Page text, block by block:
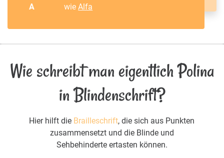
A
wieAlfa
Wie schreibt man eigentlich Polina
in Blindenschrift?
Hier hilft die Brailleschrift, die sich aus Punkten
zusammensetzt und die Blinde und
Sehbehinderte ertasten können.